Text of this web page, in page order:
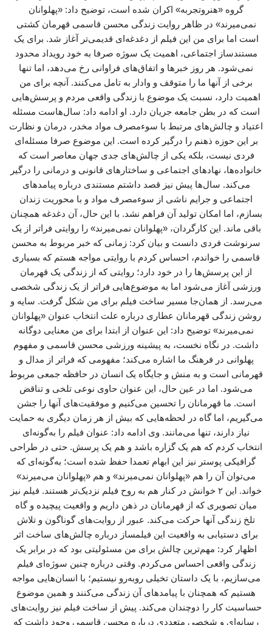
گروه «هنروتجربه» اکران شده است، توضیح داد: «پهلوانان
نمی‌میرند» در ظاهر روایت زندگی محسن قاسمی قهرمان کشتی
است اما برای من این فیلم از دغدغه‌ای قدیمی‌تر آغاز شد. برای یک
مستندساز اجتماعی، اهمیت یک سوژه صرفا به خود رویداد محدود
نمی‌شود. هر روز خبرها و اتفاق‌های فراوانی رخ می‌دهد، اما تنها
برخی از آنها ما را متوقف و وادار به تامل می‌کنند. آنچه برای من
اهمیت دارد، نسبت یک موضوع با زندگی واقعی مردم و پرسش‌هایی
است که در بطن جامعه جریان دارد. او ادامه داد: سال‌هاست مسئله
اعتیاد و چالش‌های مرتبط با سوءمصرف مواد مخدر، درمان و نظارت
بر این حوزه ذهنم را درگیر کرده است. این موضوع صرفا مسئله‌ای
فردی نیست، بلکه یکی از چالش‌های جدی جهان معاصر است که
خانواده‌ها، نهادهای اجتماعی و ساختارهای قانونی و درمانی را درگیر
می‌کند. سال‌ها پیش نیز قصد داشتم مستندی درباره پیامدهای
اجتماعی و جرایم ناشی از سوءمصرف مواد و با محوریت زندان
بسازم، اما امکان تولید آن فراهم نشد. با این حال، آن دغدغه همچنان
باقی ماند. این کارگردان، «پهلوانان نمی‌میرند» را روایتی فراتر از یک
سرنوشت فردی دانست و بیان کرد: زمانی که خبر مربوط به محسن
قاسمی را خواندم، احساس کردم با روایتی مواجه هستم که بسیاری
از این پرسش‌ها را در خود دارد؛ روایتی که از زندگی یک قهرمان
ورزشی آغاز می‌شود اما به موضوع‌هایی فراتر از یک زندگی شخصی
می‌رسد. از همان‌جا مسیر ساخت فیلم برای من شکل گرفت. سایه و
روشن زندگی قهرمانان عطاری درباره علت انتخاب عنوان «پهلوانان
نمی‌میرند» توضیح داد: این عنوان از ابتدا برای من معنایی دوگانه
داشت. در نگاه نخست، به پیشینه ورزشی محسن قاسمی و مفهوم
پهلوانی در فرهنگ ما اشاره می‌کند؛ مفهومی که فراتر از مدال و
قهرمانی است و به منش و جایگاه یک انسان در حافظه جمعی مربوط
می‌شود. اما در عین حال، این عنوان حاوی نوعی تلخی و تناقض
است. ما قهرمانان را تحسین می‌کنیم و موفقیت‌های آنها را جشن
می‌گیریم، اما گاه در لحظه‌هایی که بیش از هر زمان دیگری به حمایت
نیاز دارند، تنها می‌مانند. وی ادامه داد: عنوان فیلم را به‌گونه‌ای
انتخاب کردم که هم یک گزاره باشد و هم یک پرسش. حتی در طراحی
گرافیکی پوستر نیز این ابهام تعمدا حفظ شده است؛ به‌گونه‌ای که
می‌توان آن را هم «پهلوانان نمی‌میرند» و هم «پهلوانان می‌میرند»
خواند. این ۲ خوانش در کنار هم به روح فیلم نزدیک‌تر هستند. فیلم نیز
میان تصویری که از قهرمانان در ذهن داریم و واقعیت پیچیده و گاه
تلخ زندگی آنها حرکت می‌کند. عبور از روایت‌های گوناگون و تلاش
برای دستیابی به واقعیت این فیلمساز درباره چالش‌های ساخت اثر
اظهار کرد: مهم‌ترین چالش برای من مسئولیتی بود که در برابر یک
زندگی واقعی احساس می‌کردم. وقتی درباره چنین سوژه‌ای فیلم
می‌سازیم، با یک داستان تخیلی روبه‌رو نیستیم؛ با انسان‌هایی مواجه
هستیم که همچنان با پیامدهای آن زندگی می‌کنند و همین موضوع
حساسیت کار را دوچندان می‌کند. پیش از ساخت فیلم نیز روایت‌های
رسانه‌ای و شخصی متعددی درباره محسن قاسمی وجود داشت که